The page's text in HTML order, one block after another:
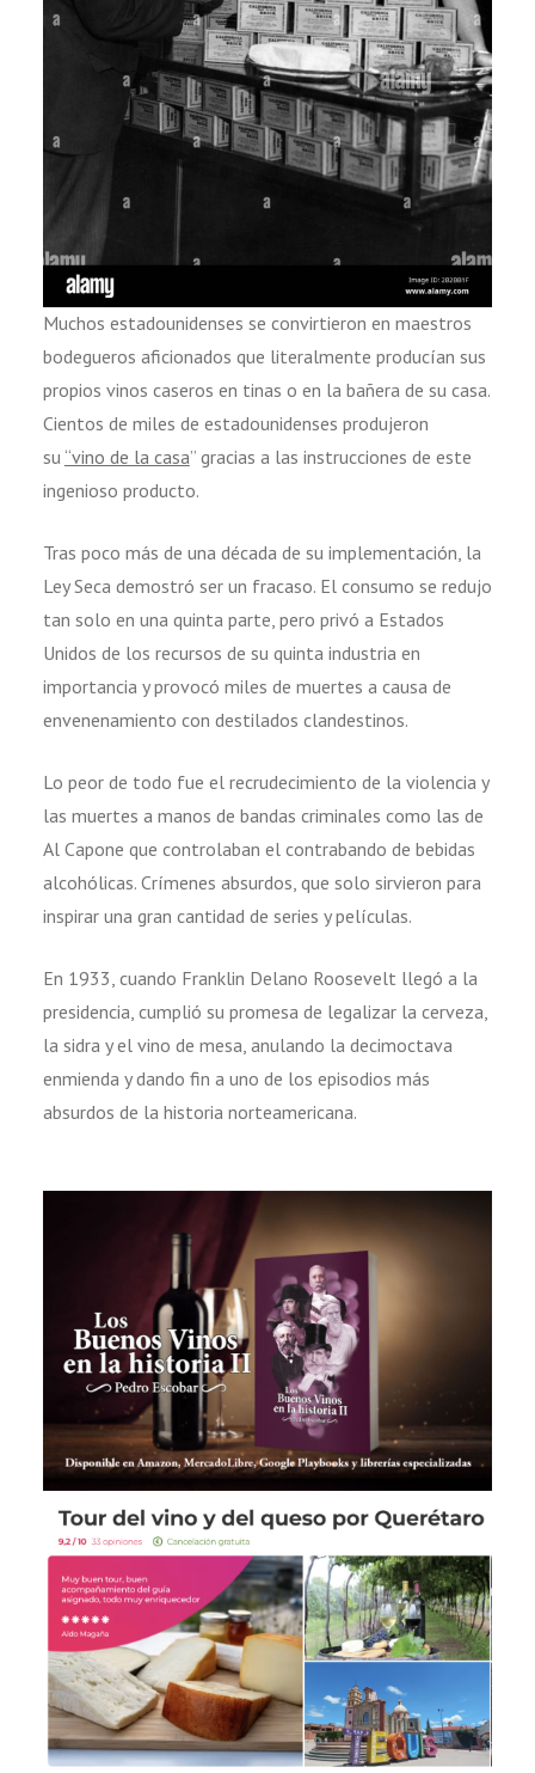
Muchos estadounidenses se convirtieron en maestros
bodegueros aficionados que literalmente producían sus
propios vinos caseros en tinas o en la bañera de su casa.
Cientos de miles de estadounidenses produjeron
su “vino de la casa” gracias a las instrucciones de este
ingenioso producto.
Tras poco más de una década de su implementación, la
Ley Seca demostró ser un fracaso. El consumo se redujo
tan solo en una quinta parte, pero privó a Estados
Unidos de los recursos de su quinta industria en
importancia y provocó miles de muertes a causa de
envenenamiento con destilados clandestinos.
Lo peor de todo fue el recrudecimiento de la violencia y
las muertes a manos de bandas criminales como las de
Al Capone que controlaban el contrabando de bebidas
alcohólicas. Crímenes absurdos, que solo sirvieron para
inspirar una gran cantidad de series y películas.
En 1933, cuando Franklin Delano Roosevelt llegó a la
presidencia, cumplió su promesa de legalizar la cerveza,
la sidra y el vino de mesa, anulando la decimoctava
enmienda y dando fin a uno de los episodios más
absurdos de la historia norteamericana.